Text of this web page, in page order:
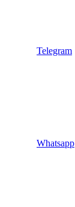
Telegram
Whatsapp